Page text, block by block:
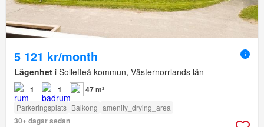
5 121 kr/month
Lägenhet i Sollefteå kommun, Västernorrlands län
1 1 47 m²
Parkeringsplats Balkong amenity_drying_area
30+ dagar sedan